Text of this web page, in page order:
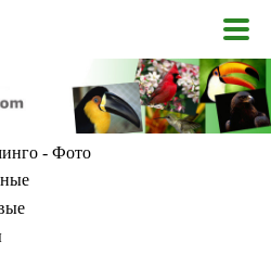
- Фото